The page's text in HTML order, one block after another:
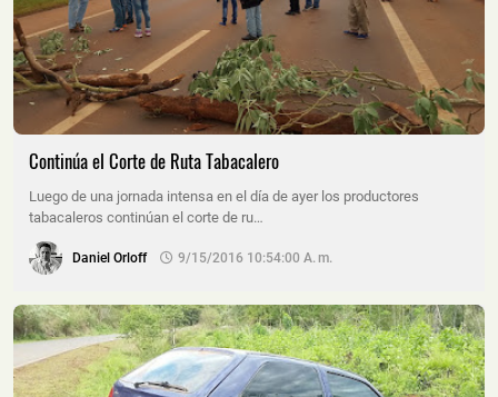
Continúa el Corte de Ruta Tabacalero
Luego de una jornada intensa en el día de ayer los productores
tabacaleros continúan el corte de ru…
Daniel Orloff 9/15/2016 10:54:00 A. M.